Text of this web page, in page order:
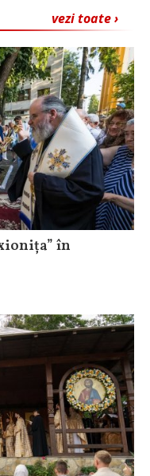
vezi toate ›
în